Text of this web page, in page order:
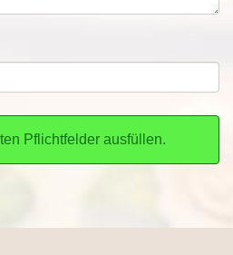
Pflichtfelder ausfüllen.